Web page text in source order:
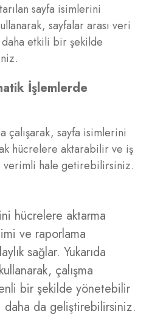
sayfa isimlerini
sayfalar arası veri
daha etkili bir şekilde
İşlemlerde
çalışarak, sayfa isimlerini
hücrelere aktarabilir ve iş
verimli hale getirebilirsiniz.
hücrelere aktarma
ve raporlama
sağlar. Yukarıda
çalışma
bir şekilde yönetebilir
da geliştirebilirsiniz.